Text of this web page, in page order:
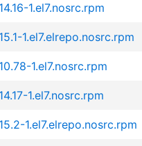
1.el7.nosrc.rpm
1.el7.elrepo.nosrc.rpm
1.el7.nosrc.rpm
1.el7.nosrc.rpm
1.el7.elrepo.nosrc.rpm